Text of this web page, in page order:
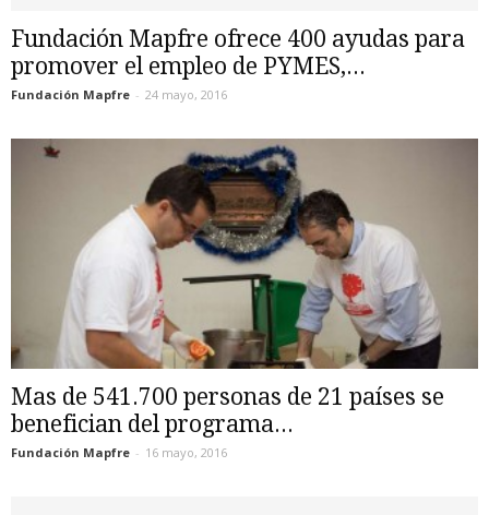
Fundación Mapfre ofrece 400 ayudas para
promover el empleo de PYMES,...
Fundación Mapfre - 24 mayo, 2016
Mas de 541.700 personas de 21 países se
benefician del programa...
Fundación Mapfre - 16 mayo, 2016